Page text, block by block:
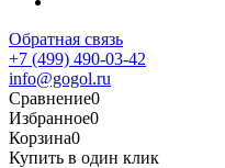
Обратная связь
+7 (499) 490-03-42
info@gogol.ru
Сравнение0
Избранное0
Корзина0
Купить в один клик